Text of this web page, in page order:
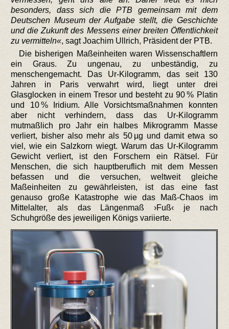
besonders, dass sich die PTB gemeinsam mit dem
Deutschen Museum der Aufgabe stellt, die Geschichte
und die Zukunft des Messens einer breiten Öffentlichkeit
zu vermitteln , sagt Joachim Ullrich, Präsident der PTB.
Die bisherigen Maßeinheiten waren Wissenschaftlern
ein Graus. Zu ungenau, zu unbeständig, zu
menschengemacht. Das Ur-Kilogramm, das seit 130
Jahren in Paris verwahrt wird, liegt unter drei
Glasglocken in einem Tresor und besteht zu 90 % Platin
und 10 % Iridium. Alle Vorsichtsmaßnahmen konnten
aber nicht verhindern, dass das Ur-Kilogramm
mutmaßlich pro Jahr ein halbes Mikrogramm Masse
verliert, bisher also mehr als 50 µg und damit etwa so
viel, wie ein Salzkorn wiegt. Warum das Ur-Kilogramm
Gewicht verliert, ist den Forschern ein Rätsel. Für
Menschen, die sich hauptberuflich mit dem Messen
befassen und die versuchen, weltweit gleiche
Maßeinheiten zu gewährleisten, ist das eine fast
genauso große Katastrophe wie das Maß-Chaos im
Mittelalter, als das Längenmaß ›Fuß‹ je nach
Schuhgröße des jeweiligen Königs variierte.